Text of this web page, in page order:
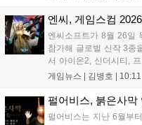
즈는 박지훈의 이미지
엔씨, 게임스컴
엔씨소프트가 8월 26일
참가해 글로벌 신작 3종
서 아이온2, 신더시티,
이틀이 발표될 예정이다.
베일을 벗는다. 또한 북
게임뉴스 | 김병호 | 10:11
펄어비스, 붉은사막
펄어비스는 지난 6월부